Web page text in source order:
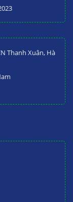
Thanh Xuân, Hà